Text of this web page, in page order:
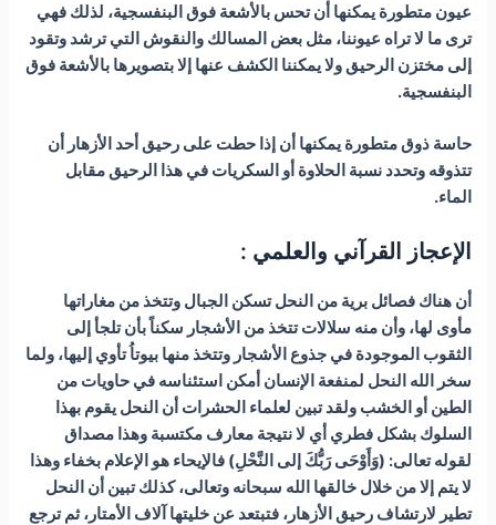
عيون متطورة يمكنها أن تحس بالأشعة فوق البنفسجية، لذلك فهي
ترى ما لا تراه عيوننا، مثل بعض المسالك والنقوش التي ترشد وتقود
إلى مختزن الرحيق ولا يمكننا الكشف عنها إلا بتصويرها بالأشعة فوق
البنفسجية.
حاسة ذوق متطورة يمكنها أن إذا حطت على رحيق أحد الأزهار أن
تتذوقه وتحدد نسبة الحلاوة أو السكريات في هذا الرحيق مقابل
الماء.
الإعجاز القرآني والعلمي :
أن هناك فصائل برية من النحل تسكن الجبال وتتخذ من مغاراتها
مأوى لها، وأن منه سلالات تتخذ من الأشجار سكناً بأن تلجأ إلى
الثقوب الموجودة في جذوع الأشجار وتتخذ منها بيوتاُ تأوي إليها، ولما
سخر الله النحل لمنفعة الإنسان أمكن استئناسه في حاويات من
الطين أو الخشب ولقد تبين لعلماء الحشرات أن النحل يقوم بهذا
السلوك بشكل فطري أي لا نتيجة معارف مكتسبة وهذا مصداق
لقوله تعالى: (وَأَوْحَى رَبُّكَ إلى النَّحْلِ) فالإيحاء هو الإعلام بخفاء وهذا
لا يتم إلا من خلال خالقها الله سبحانه وتعالى، كذلك تبين أن النحل
تطير لارتشاف رحيق الأزهار، فتبتعد عن خليتها آلاف الأمتار، ثم ترجع